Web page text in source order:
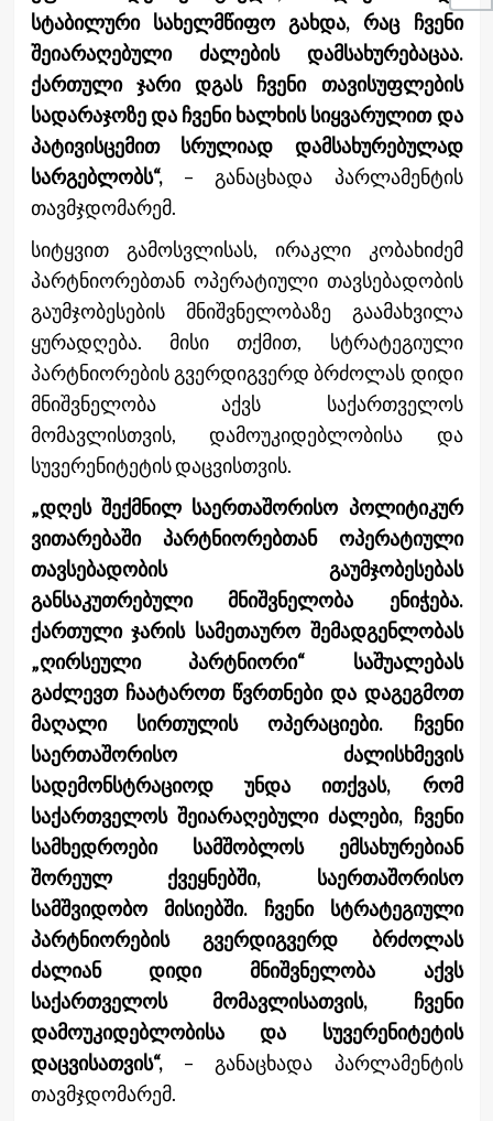
სტაბილური სახელმწიფო გახდა, რაც ჩვენი
შეიარაღებული ძალების დამსახურებაცაა.
ქართული ჯარი დგას ჩვენი თავისუფლების
სადარაჯოზე და ჩვენი ხალხის სიყვარულით და
პატივისცემით სრულიად დამსახურებულად
სარგებლობს“,– განაცხადა პარლამენტის
თავმჯდომარემ.
სიტყვით გამოსვლისას, ირაკლი კობახიძემ
პარტნიორებთან ოპერატიული თავსებადობის
გაუმჯობესების მნიშვნელობაზე გაამახვილა
ყურადღება. მისი თქმით, სტრატეგიული
პარტნიორების გვერდიგვერდ ბრძოლას დიდი
მნიშვნელობა აქვს საქართველოს
მომავლისთვის, დამოუკიდებლობისა და
სუვერენიტეტის დაცვისთვის.
„დღეს შექმნილ საერთაშორისო პოლიტიკურ
ვითარებაში პარტნიორებთან ოპერატიული
თავსებადობის გაუმჯობესებას
განსაკუთრებული მნიშვნელობა ენიჭება.
ქართული ჯარის სამეთაურო შემადგენლობას
„ღირსეული პარტნიორი“ საშუალებას
გაძლევთ ჩაატაროთ წვრთნები და დაგეგმოთ
მაღალი სირთულის ოპერაციები. ჩვენი
საერთაშორისო ძალისხმევის
სადემონსტრაციოდ უნდა ითქვას, რომ
საქართველოს შეიარაღებული ძალები, ჩვენი
სამხედროები სამშობლოს ემსახურებიან
შორეულ ქვეყნებში, საერთაშორისო
სამშვიდობო მისიებში. ჩვენი სტრატეგიული
პარტნიორების გვერდიგვერდ ბრძოლას
ძალიან დიდი მნიშვნელობა აქვს
საქართველოს მომავლისათვის, ჩვენი
დამოუკიდებლობისა და სუვერენიტეტის
დაცვისათვის“,– განაცხადა პარლამენტის
თავმჯდომარემ.